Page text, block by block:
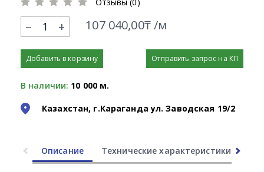
+ 107 040,00₸ /м
Добавить в корзину Отправить запрос на КП
В наличии: 10 000 м.
Казахстан, г.Караганда ул. Заводская 19/2
Описание Технические характеристики